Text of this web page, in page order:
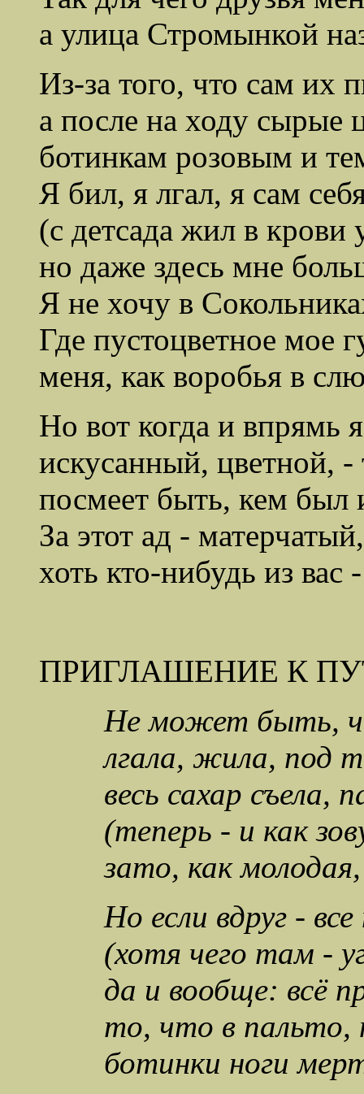
а улица Стромынкой
Из-за того, что сам
а после на ходу сырые
ботинкам розовым и
Я бил, я лгал, я сам
(с детсада жил в
но даже здесь мне
Я не хочу в
Где пустоцветное мое
меня, как воробья в
Но вот когда и впрямь
искусанный, цветной, -
посмеет быть, кем был
За этот ад -
хоть кто-нибудь из
ПРИГЛАШЕНИЕ К
Не может быть,
лгала, жила, под
весь сахар съела,
(теперь - и как
зато, как
Но если вдруг -
(хотя чего там -
да и вообще: всё
то, что в
ботинки ноги